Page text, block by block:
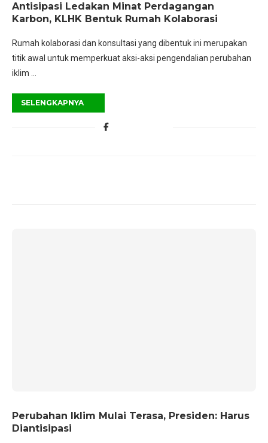
Antisipasi Ledakan Minat Perdagangan
Karbon, KLHK Bentuk Rumah Kolaborasi
Rumah kolaborasi dan konsultasi yang dibentuk ini merupakan
titik awal untuk memperkuat aksi-aksi pengendalian perubahan
iklim …
SELENGKAPNYA
Perubahan Iklim Mulai Terasa, Presiden: Harus
Diantisipasi